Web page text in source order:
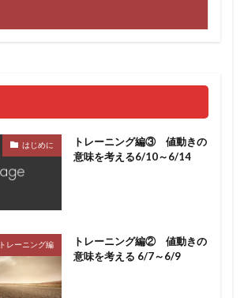
はじめに
トレーニング編③ 値動きの
意味を考える6/10～6/14
トレーニング編
トレーニング編② 値動きの
意味を考える 6/7～6/9